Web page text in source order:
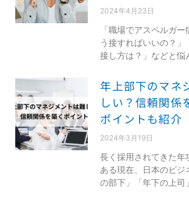
2024年4月23日
「職場でアスペルガ
う接すればいいの？
接し方は？」などと悩
年上部下のマネ
しい？信頼関係
ポイントも紹介
2024年3月19日
長く採用されてきた年
ある現在、日本のビジ
の部下」「年下の上司